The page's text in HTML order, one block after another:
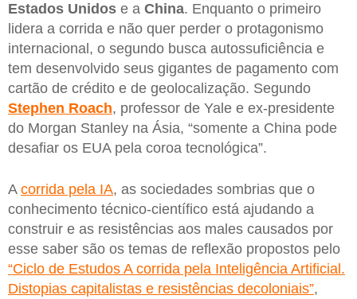
Estados Unidos e a China. Enquanto o primeiro
lidera a corrida e não quer perder o protagonismo
internacional, o segundo busca autossuficiência e
tem desenvolvido seus gigantes de pagamento com
cartão de crédito e de geolocalização. Segundo
Stephen Roach, professor de Yale e ex-presidente
do Morgan Stanley na Ásia, “somente a China pode
desafiar os EUA pela coroa tecnológica”.
A corrida pela IA, as sociedades sombrias que o
conhecimento técnico-científico está ajudando a
construir e as resistências aos males causados por
esse saber são os temas de reflexão propostos pelo
“Ciclo de Estudos A corrida pela Inteligência Artificial.
Distopias capitalistas e resistências decoloniais”,